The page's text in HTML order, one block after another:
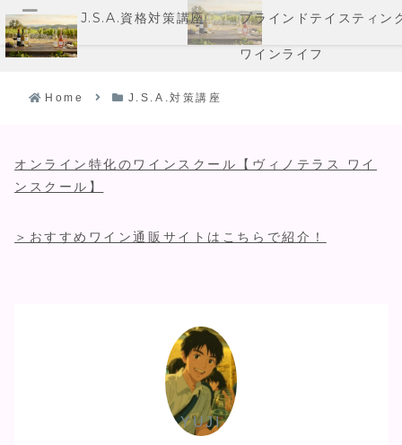
J.S.A.資格対策講座 ブラインドテイスティン
ワインライフ
Home J.S.A.対策講座
オンライン特化のワインスクール【ヴィノテラス ワイ
ンスクール】
＞おすすめワイン通販サイトはこちらで紹介！
YUJI
メニュー